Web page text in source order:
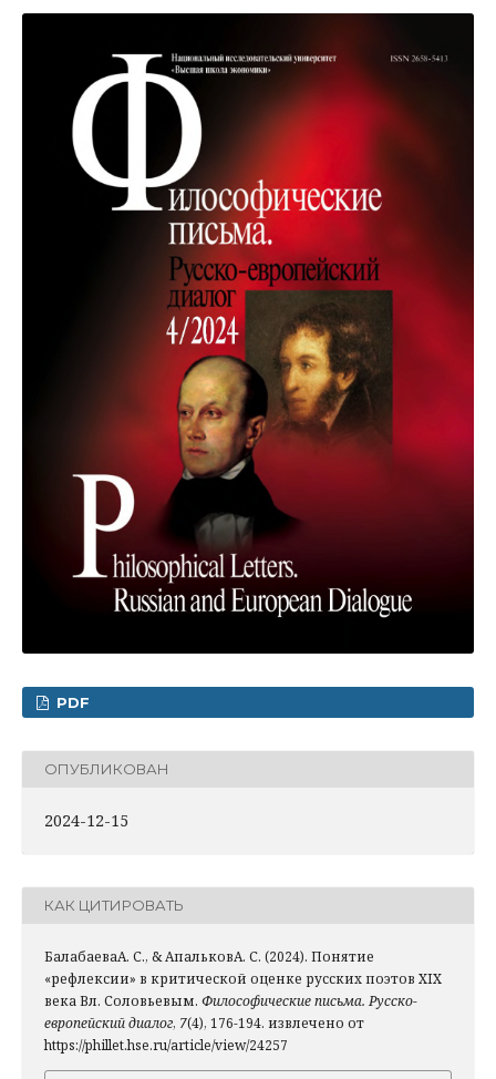
PDF
ОПУБЛИКОВАН
2024-12-15
КАК ЦИТИРОВАТЬ
БалабаеваА. С., & АпальковА. С. (2024). Понятие
«рефлексии» в критической оценке русских поэтов XIX
века Вл. Соловьевым. Философические письма. Русско-
европейский диалог, 7(4), 176-194. извлечено от
https://phillet.hse.ru/article/view/24257